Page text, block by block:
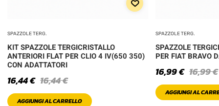
SPAZZOLE TERG.
KIT SPAZZOLE TERGICRISTALLO
ANTERIORI FLAT PER CLIO 4 IV(650 350)
CON ADATTATORI
16,44€
16,44€
AGGIUNGI AL CARRELLO
SPAZZOLE TERG.
SPAZZOLE
PER FIAT BRAVO
16,99€
16,99€
AGGIUNGI AL